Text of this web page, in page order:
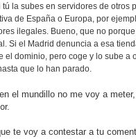
tú la subes en servidores de otros
de España o Europa, por
ilegales. Bueno, que no
Si el Madrid denuncia a esa
el dominio, pero coge y lo sube a
que lo han parado.
el mundillo no me voy a
te voy a contestar a tu